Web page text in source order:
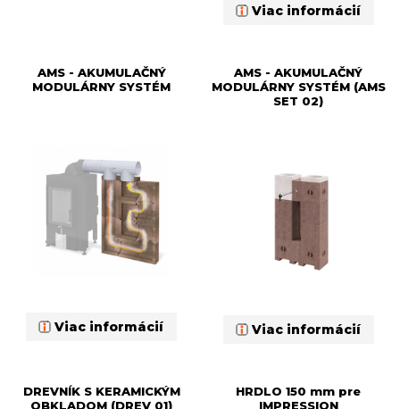
Viac informácií
AMS - AKUMULAČNÝ
MODULÁRNY SYSTÉM
Viac informácií
AMS - AKUMULAČNÝ
MODULÁRNY SYSTÉM (AMS
SET 02)
Viac informácií
DREVNÍK S KERAMICKÝM
OBKLADOM (DREV 01)
HRDLO 150 mm pre
IMPRESSION